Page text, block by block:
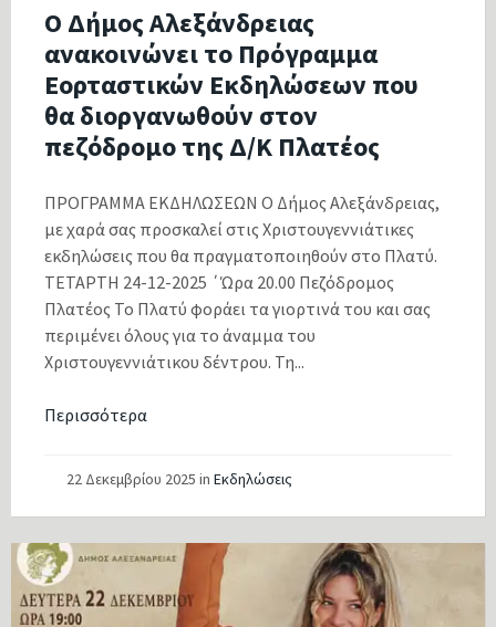
Ο Δήμος Αλεξάνδρειας
ανακοινώνει το Πρόγραμμα
Εορταστικών Εκδηλώσεων που
θα διοργανωθούν στον
πεζόδρομο της Δ/Κ Πλατέος
ΠΡΟΓΡΑΜΜΑ ΕΚΔΗΛΩΣΕΩΝ Ο Δήμος Αλεξάνδρειας,
με χαρά σας προσκαλεί στις Χριστουγεννιάτικες
εκδηλώσεις που θα πραγματοποιηθούν στο Πλατύ.
ΤΕΤΑΡΤΗ 24-12-2025 ΄Ώρα 20.00 Πεζόδρομος
Πλατέος Το Πλατύ φοράει τα γιορτινά του και σας
περιμένει όλους για το άναμμα του
Χριστουγεννιάτικου δέντρου. Τη...
Περισσότερα
22 Δεκεμβρίου 2025 in Εκδηλώσεις